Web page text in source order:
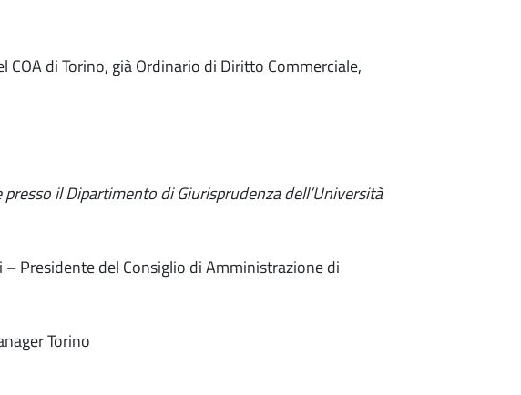
di Torino, già Ordinario di Diritto Commerciale,
il Dipartimento di Giurisprudenza dell’Università
Presidente del Consiglio di Amministrazione di
Torino